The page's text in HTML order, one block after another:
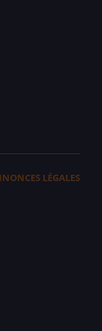
LÉGALES